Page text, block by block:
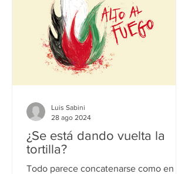
¿Se está dando vuelta la
tortilla?
Todo parece concatenarse como en
Luis Sabini
28 ago 2024